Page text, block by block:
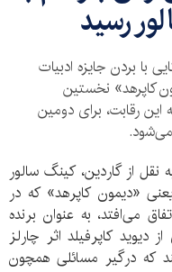
رسید
با بردن جایزه ادبیات
برای «دیمون کاپرهد» نخستین
است که در تاریخ 28 ساله این رقابت، برای دومین
می‌شود.
نقل از گاردین، کینگ سالور
رمان برنده جایزه پولیتزر 2023 یعنی «دیمون کاپرهد» که در
می‌افتد، به عنوان برنده
دیوید کاپرفیلد اثر چارلز
که درگیر مسائلی همچون